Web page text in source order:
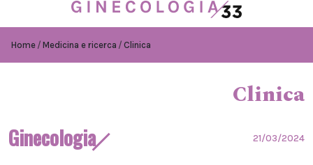
Home Medicina e ricerca Clinica
Clinica
Ginecologia 21/03/2024